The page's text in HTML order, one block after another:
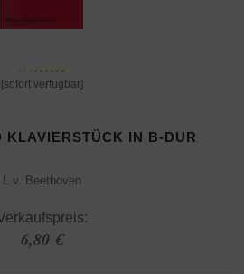
[sofort verfügbar]
KLAVIERSTÜCK IN B-DUR
L.v. Beethoven
6,80 €